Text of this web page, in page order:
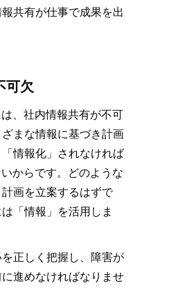
共有が仕事で成果を出
可欠
、社内情報共有が不可
まな情報に基づき計画
情報化」されなければ
からです。どのような
画を立案するはずで
「情報」を活用しま
正しく把握し、障害が
進めなければなりませ